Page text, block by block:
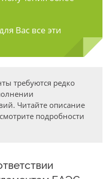
Вас все эти
требуются редко
Читайте описание
подробности